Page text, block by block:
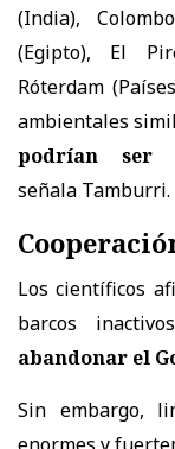
(India),
(Egipto), El
Róterdam
ambientales
podrían ser
señala Tamburri.
Los científicos
barcos
abandonar el
Sin embargo,